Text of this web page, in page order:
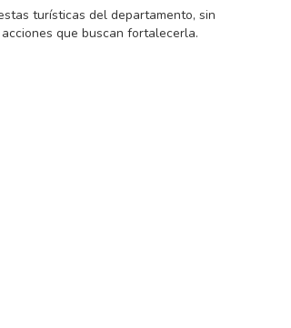
turísticas del departamento, sin
que buscan fortalecerla.